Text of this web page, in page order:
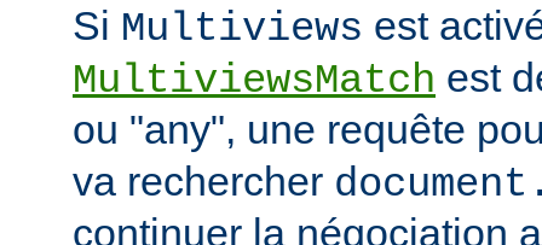
Si Multiviews est
MultiviewsMatch est
ou "any", une requête
va rechercher
continuer la négociation